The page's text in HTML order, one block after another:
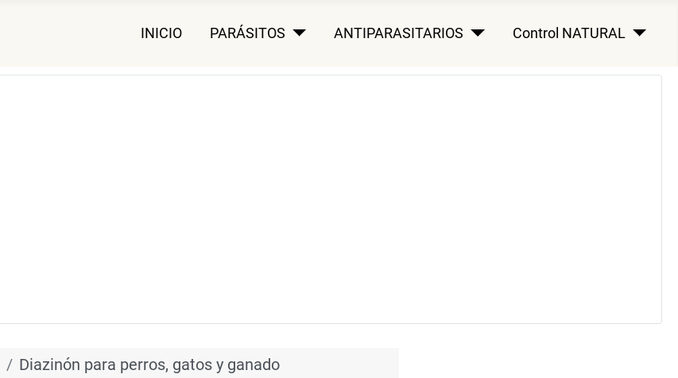
INICIO PARÁSITOS ANTIPARASITARIOS Control NATURAL
Diazinón para perros, gatos y ganado